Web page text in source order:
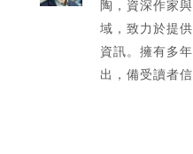
陶，資深作家
域，致力於提
資訊。擁有多
出，備受讀者信